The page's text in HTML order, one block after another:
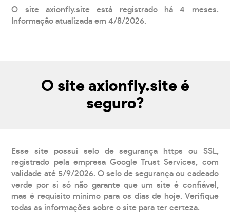
O site axionfly.site está registrado há 4 meses.
Informação atualizada em 4/8/2026.
O site axionfly.site é
seguro?
Esse site possui selo de segurança https ou SSL,
registrado pela empresa Google Trust Services, com
validade até 5/9/2026. O selo de segurança ou cadeado
verde por si só não garante que um site é confiável,
mas é requisito mínimo para os dias de hoje. Verifique
todas as informações sobre o site para ter certeza.